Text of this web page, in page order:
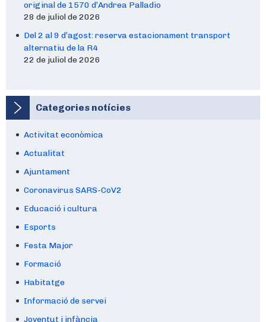
original de 1570 d’Andrea Palladio
28 de juliol de 2026
Del 2 al 9 d’agost: reserva estacionament transport
alternatiu de la R4
22 de juliol de 2026
Categories notícies
Activitat econòmica
Actualitat
Ajuntament
Coronavirus SARS-CoV2
Educació i cultura
Esports
Festa Major
Formació
Habitatge
Informació de servei
Joventut i infància